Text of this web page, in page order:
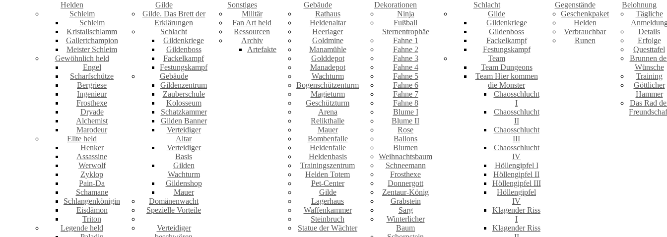
Helden
Schleim
Schleim
Kristallschlamm
Gallertchampion
Meister Schleim
Gewöhnlich held
Engel
Scharfschütze
Bergriese
Ingenieur
Frosthexe
Dryade
Alchemist
Marodeur
Elite held
Henker
Assassine
Werwolf
Zyklop
Pain-Da
Schamane
Schlangenkönigin
Eisdämon
Triton
Legende held
Gilde
Gilde. Das Brett der
Erklärungen
Schlacht
Gildenkriege
Gildenboss
Fackelkampf
Festungskampf
Gebäude
Gildenzentrum
Zauberschule
Kolosseum
Schatzkammer
Gilden Banner
Verteidiger
Altar
Verteidiger
Basis
Gilden
Wachturm
Gildenshop
Mauer
Domänenwacht
Spezielle Vorteile
Verteidiger
Sonstiges
Militär
Fan Art held
Ressourcen
Archiv
Artefakte
Gebäude
Rathaus
Heldenaltar
Heerlager
Goldmine
Manamühle
Golddepot
Manadepot
Wachturm
Bogenschützenturm
Magieturm
Geschützturm
Arena
Relikthalle
Mauer
Bombenfalle
Heldenfalle
Heldenbasis
Trainingszentrum
Helden Totem
Pet-Center
Gilde
Lagerhaus
Waffenkammer
Steinbruch
Statue der Wächter
Dekorationen
Ninja
Fußball
Sternentrophäe
Fahne 1
Fahne 2
Fahne 3
Fahne 4
Fahne 5
Fahne 6
Fahne 7
Fahne 8
Blume I
Blume II
Rose
Ballons
Blumen
Weihnachtsbaum
Schneemann
Frosthexe
Donnergott
Zentaur-König
Grabstein
Sarg
Winterlicher
Baum
Schlacht
Gilde
Gildenkriege
Gildenboss
Fackelkampf
Festungskampf
Team
Team Dungeons
Team Hier kommen
die Monster
Chaosschlucht
I
Chaosschlucht
II
Chaosschlucht
III
Chaosschlucht
IV
Höllengipfel I
Höllengipfel II
Höllengipfel III
Höllengipfel
IV
Klagender Riss
I
Klagender Riss
Gegenstände
Geschenkpaket
Helden
Verbrauchbar
Runen
Belohnung
Tägliche
Details
Erfolge
Questtafel
Brunnen
Wünsche
Training
Göttlicher
Hammer
Das Rad